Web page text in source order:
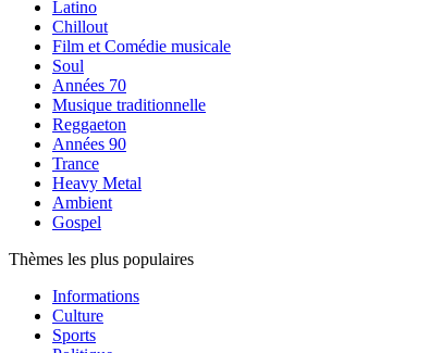
Latino
Chillout
Film et Comédie musicale
Soul
Années 70
Musique traditionnelle
Reggaeton
Années 90
Trance
Heavy Metal
Ambient
Gospel
Thèmes les plus populaires
Informations
Culture
Sports